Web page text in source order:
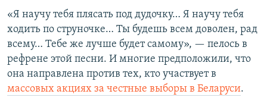
«Я научу тебя плясать под дудочку… Я научу тебя
ходить по струночке… Ты будешь всем доволен, рад
всему… Тебе же лучше будет самому», — пелось в
рефрене этой песни. И многие предположили, что
она направлена против тех, кто участвует в
массовых акциях за честные выборы в Беларуси.